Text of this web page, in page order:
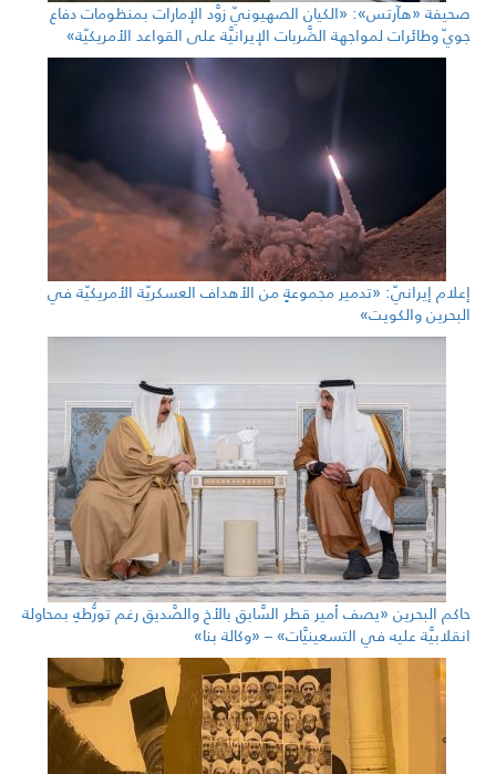
صحيفة «هآرتس»: «الكيان الصهيونيّ زوَّد الإمارات بمنظومات دفاع
جويّ وطائرات لمواجهة الضَّربات الإيرانيَّة على القواعد الأمريكيّة»
إعلام إيرانيّ: «تدمير مجموعةٍ من الأهداف العسكريّة الأمريكيّة في
البحرين والكويت»
حاكم البحرين «يصف أمير قطر السَّابق بالأخ والصَّديق رغم تورُّطهِ بمحاولة
انقلابيَّة عليه في التسعينيَّات» – «وكالة بنا»